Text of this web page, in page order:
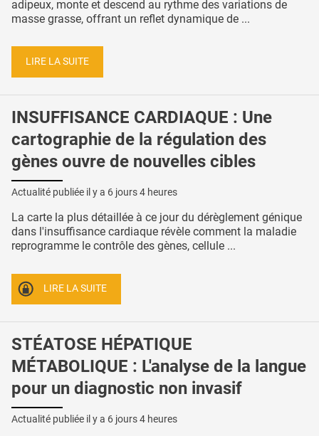
adipeux, monte et descend au rythme des variations de
masse grasse, offrant un reflet dynamique de ...
LIRE LA SUITE
INSUFFISANCE CARDIAQUE : Une
cartographie de la régulation des
gènes ouvre de nouvelles cibles
Actualité publiée il y a 6 jours 4 heures
La carte la plus détaillée à ce jour du dérèglement génique
dans l'insuffisance cardiaque révèle comment la maladie
reprogramme le contrôle des gènes, cellule ...
LIRE LA SUITE
STÉATOSE HÉPATIQUE
MÉTABOLIQUE : L'analyse de la langue
pour un diagnostic non invasif
Actualité publiée il y a 6 jours 4 heures